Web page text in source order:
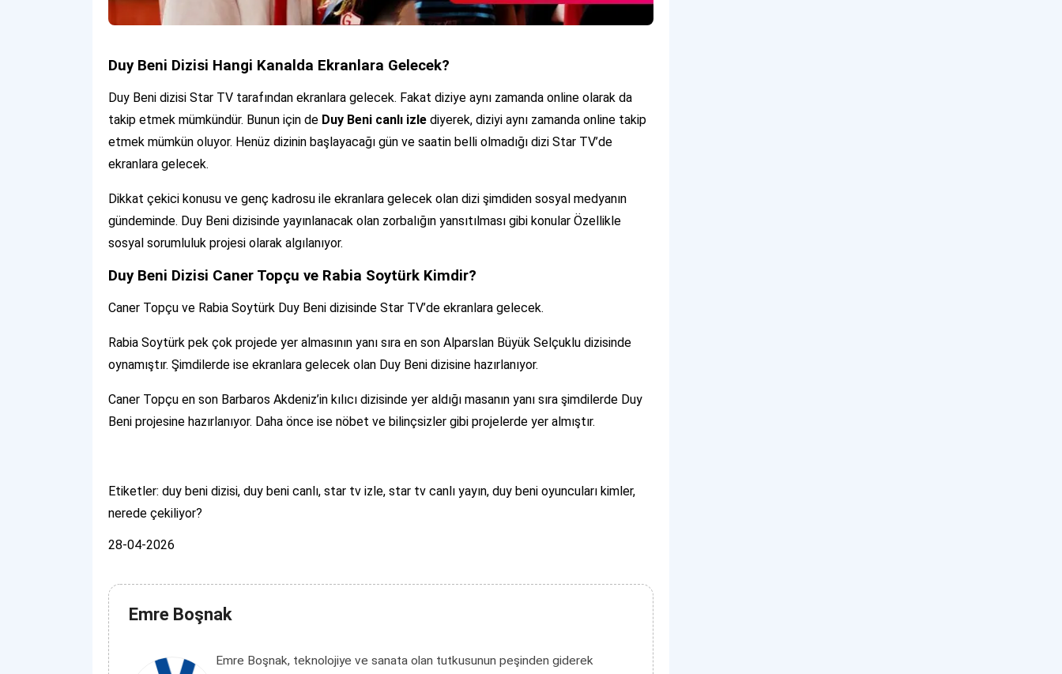
Duy Beni Dizisi Hangi Kanalda Ekranlara Gelecek?
Duy Beni dizisi Star TV tarafından ekranlara gelecek. Fakat diziye aynı zamanda online olarak da
takip etmek mümkündür. Bunun için de Duy Beni canlı izle diyerek, diziyi aynı zamanda online takip
etmek mümkün oluyor. Henüz dizinin başlayacağı gün ve saatin belli olmadığı dizi Star TV’de
ekranlara gelecek.
Dikkat çekici konusu ve genç kadrosu ile ekranlara gelecek olan dizi şimdiden sosyal medyanın
gündeminde. Duy Beni dizisinde yayınlanacak olan zorbalığın yansıtılması gibi konular Özellikle
sosyal sorumluluk projesi olarak algılanıyor.
Duy Beni Dizisi Caner Topçu ve Rabia Soytürk Kimdir?
Caner Topçu ve Rabia Soytürk Duy Beni dizisinde Star TV’de ekranlara gelecek.
Rabia Soytürk pek çok projede yer almasının yanı sıra en son Alparslan Büyük Selçuklu dizisinde
oynamıştır. Şimdilerde ise ekranlara gelecek olan Duy Beni dizisine hazırlanıyor.
Caner Topçu en son Barbaros Akdeniz’in kılıcı dizisinde yer aldığı masanın yanı sıra şimdilerde Duy
Beni projesine hazırlanıyor. Daha önce ise nöbet ve bilinçsizler gibi projelerde yer almıştır.
Etiketler: duy beni dizisi, duy beni canlı, star tv izle, star tv canlı yayın, duy beni oyuncuları kimler,
nerede çekiliyor?
28-04-2026
Emre Boşnak
Emre Boşnak, teknolojiye ve sanata olan tutkusunun peşinden giderek